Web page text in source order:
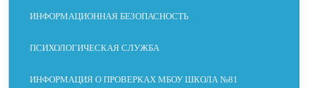
ИНФОРМАЦИОННАЯ БЕЗОПАСНОСТЬ
ПСИХОЛОГИЧЕСКАЯ СЛУЖБА
ИНФОРМАЦИЯ О ПРОВЕРКАХ МБОУ ШКОЛА №81